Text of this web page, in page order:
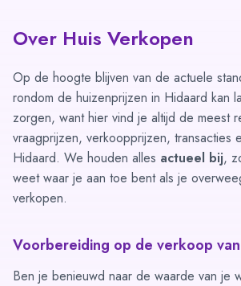
Over Huis Verkopen
Op de hoogte blijven van de actuele
rondom de huizenprijzen in Hidaard kan
zorgen, want hier vind je altijd de meest
vraagprijzen, verkoopprijzen, transacties
Hidaard. We houden alles actueel bij,
weet waar je aan toe bent als je
verkopen.
Voorbereiding op de verkoop
Ben je benieuwd naar de waarde van je